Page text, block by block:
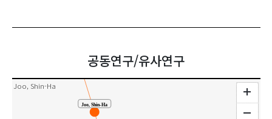
공동연구/유사연구
Joo, Shin-Ha
Joo, Shin-Ha